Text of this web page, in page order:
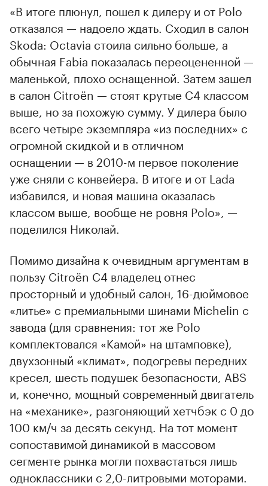
«В итоге плюнул, пошел к дилеру и от Polo
отказался — надоело ждать. Сходил в салон
Skoda: Octavia стоила сильно больше, а
обычная Fabia показалась переоцененной —
маленькой, плохо оснащенной. Затем зашел
в салон Citroёn — стоят крутые С4 классом
выше, но за похожую сумму. У дилера было
всего четыре экземпляра «из последних» с
огромной скидкой и в отличном
оснащении — в 2010-м первое поколение
уже сняли с конвейера. В итоге и от Lada
избавился, и новая машина оказалась
классом выше, вообще не ровня Polo», —
поделился Николай.
Помимо дизайна к очевидным аргументам в
пользу Citroёn С4 владелец отнес
просторный и удобный салон, 16-дюймовое
«литье» с премиальными шинами Michelin с
завода (для сравнения: тот же Polo
комплектовался «Камой» на штамповке),
двухзонный «климат», подогревы передних
кресел, шесть подушек безопасности, ABS
и, конечно, мощный современный двигатель
на «механике», разгоняющий хетчбэк с 0 до
100 км/ч за десять секунд. На тот момент
сопоставимой динамикой в массовом
сегменте рынка могли похвастаться лишь
одноклассники с 2,0-литровыми моторами.